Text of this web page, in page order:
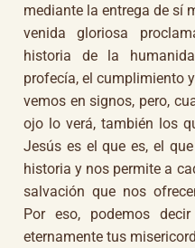
mediante la entrega de sí
venida gloriosa
historia de la
profecía, el cumplimiento
vemos en signos, pero,
ojo lo verá, también los
Jesús es el que es, el
historia y nos permite a
salvación que nos
Por eso, podemos
eternamente tus